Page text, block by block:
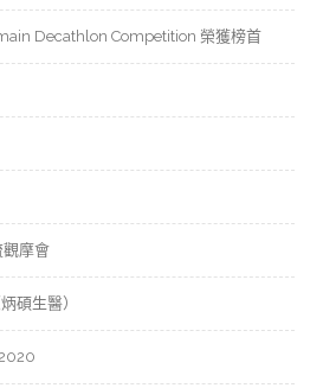
Decathlon Competition 榮獲榜首
摩會
碩生醫）